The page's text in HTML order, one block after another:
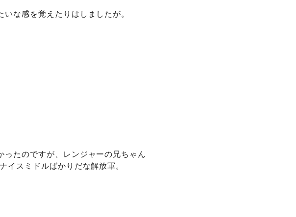
な感を覚えたりはしましたが。
たのですが、レンジャーの兄ちゃん
イスミドルばかりだな解放軍。